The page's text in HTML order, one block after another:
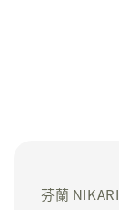
芬蘭 NIKARI